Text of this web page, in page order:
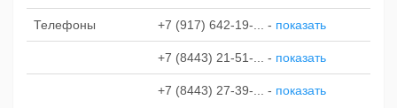
Телефоны +7 (917) 642-19-... - показать
+7 (8443) 21-51-... - показать
+7 (8443) 27-39-... - показать